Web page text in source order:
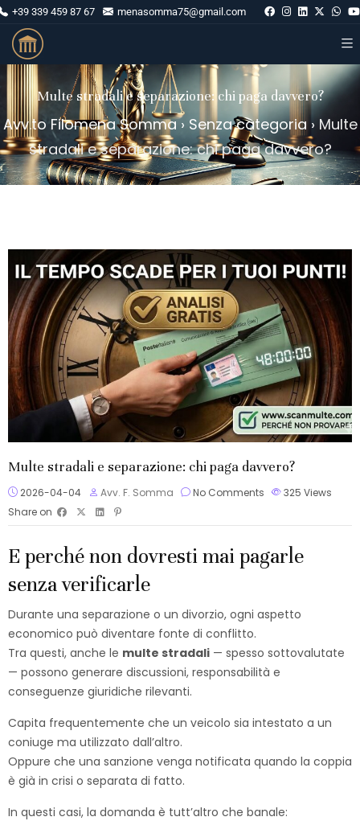
+39 339 459 87 67 menasomma75@gmail.com
Multe stradali e separazione: chi paga davvero?
Avv.to Filomena Somma› Senza categoria › Multe
stradali e separazione: chi paga davvero?
Multe stradali e separazione: chi paga davvero?
2026-04-04 Avv. F. Somma No Comments 325 Views
Share on
E perché non dovresti mai pagarle
senza verificarle
Durante una separazione o un divorzio, ogni aspetto
economico può diventare fonte di conflitto.
Tra questi, anche le multe stradali — spesso sottovalutate
— possono generare discussioni, responsabilità e
conseguenze giuridiche rilevanti.
Capita frequentemente che un veicolo sia intestato a un
coniuge ma utilizzato dall’altro.
Oppure che una sanzione venga notificata quando la coppia
è già in crisi o separata di fatto.
In questi casi, la domanda è tutt’altro che banale: